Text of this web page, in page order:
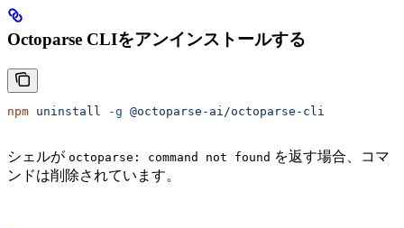
Octoparse CLIをアンインストールする
npm uninstall -g @octoparse-ai/octoparse-cli
シェルが octoparse: command not found を返す場合、コマ
ンドは削除されています。